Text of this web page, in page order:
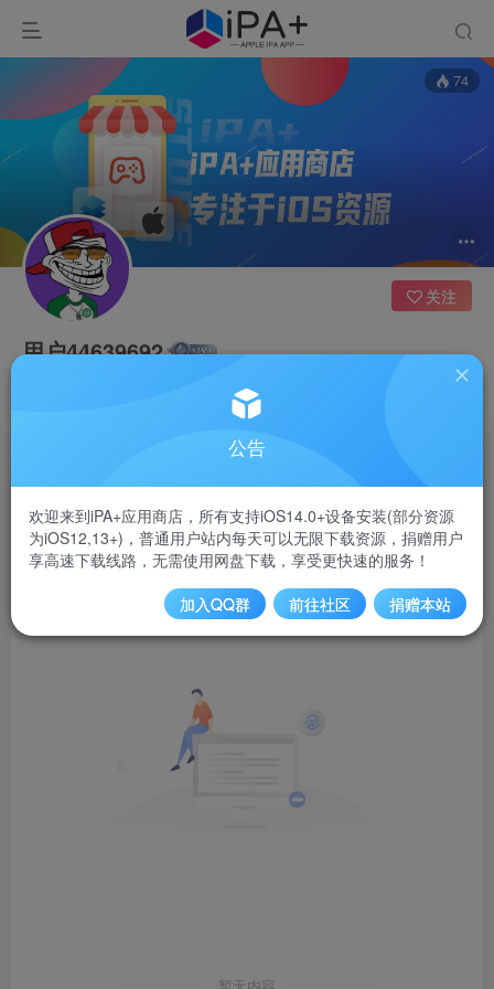
74
用户44639692
关注
文章0 收藏0 评论0 反馈1 粉丝0
文章 0 反馈 0 商品 0 排序
公告
欢迎来到iPA+应用商店，所有支持iOS14.0+设备安装(部分资源
为iOS12,13+)，普通用户站内每天可以无限下载资源，捐赠用户
享高速下载线路，无需使用网盘下载，享受更快速的服务！
加入QQ群 前往社区 捐赠本站